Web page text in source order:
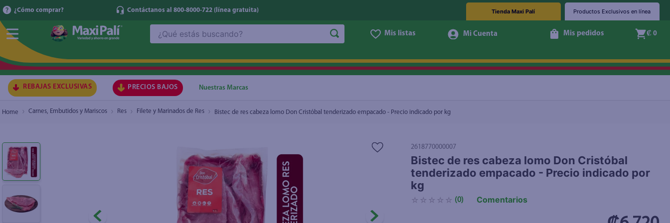
¿Cómo comprar? Contáctanos al 800-8000-722 (línea gratuita) Tienda Maxi Palí Productos Exclusivos en línea
Mis listas Mis pedidos ₡ 0
REBAJAS EXCLUSIVAS PRECIOS BAJOS Nuestras Marcas
Carnes, Embutidos y Mariscos Res Filete y Marinados de Res Bistec de res cabeza lomo Don Cristóbal tenderizado empacado - Precio indicado por kg
2618770000007
Bistec de res cabeza lomo Don Cristóbal
tenderizado empacado - Precio indicado por
kg
☆ ☆ ☆ ☆ ☆ (0) Comentarios
Bistec de res cabeza lomo Don Cristóbal tenderizado empacado - Precio indicado por kg
1.
maggi
2.
leche
6 .
queso
7.
azucar
8.
atun
9.
frijoles